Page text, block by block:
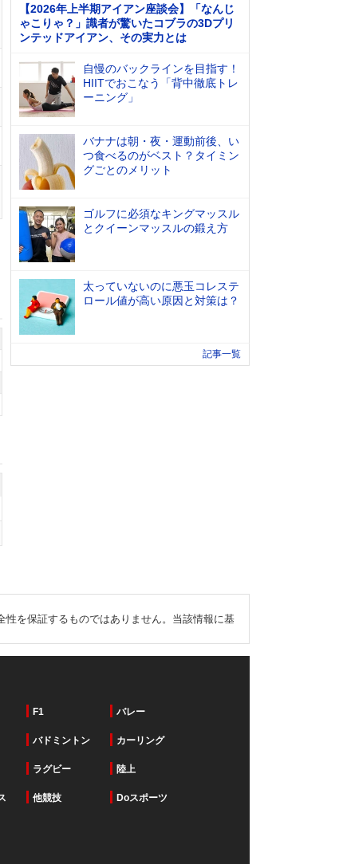
【2026年上半期アイアン座談会】「なんじ
ゃこりゃ？」識者が驚いたコブラの3Dプリ
ンテッドアイアン、その実力とは
自慢のバックラインを目指す！
HIITでおこなう「背中徹底トレ
ーニング」
バナナは朝・夜・運動前後、い
つ食べるのがベスト？タイミン
グごとのメリット
ゴルフに必須なキングマッスル
とクイーンマッスルの鍛え方
太っていないのに悪玉コレステ
ロール値が高い原因と対策は？
記事一覧
を保証するものではありません。当該情報に基
F1 バレー
バドミントン カーリング
ラグビー 陸上
他競技 Doスポーツ